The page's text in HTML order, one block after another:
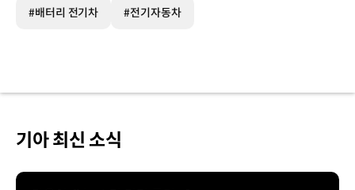
#배터리 전기차 #전기자동차
기아 최신 소식